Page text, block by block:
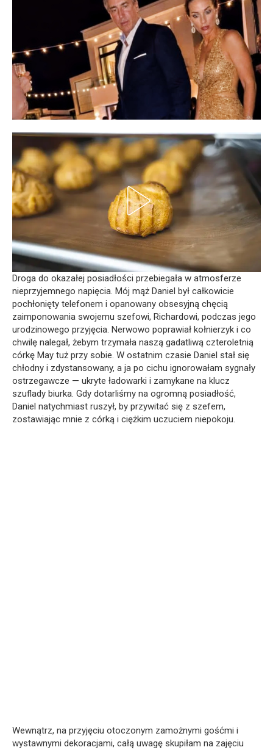
Droga do okazałej posiadłości przebiegała w atmosferze
nieprzyjemnego napięcia. Mój mąż Daniel był całkowicie
pochłonięty telefonem i opanowany obsesyjną chęcią
zaimponowania swojemu szefowi, Richardowi, podczas jego
urodzinowego przyjęcia. Nerwowo poprawiał kołnierzyk i co
chwilę nalegał, żebym trzymała naszą gadatliwą czteroletnią
córkę May tuż przy sobie. W ostatnim czasie Daniel stał się
chłodny i zdystansowany, a ja po cichu ignorowałam sygnały
ostrzegawcze — ukryte ładowarki i zamykane na klucz
szuflady biurka. Gdy dotarliśmy na ogromną posiadłość,
Daniel natychmiast ruszył, by przywitać się z szefem,
zostawiając mnie z córką i ciężkim uczuciem niepokoju.
Wewnątrz, na przyjęciu otoczonym zamożnymi gośćmi i
wystawnymi dekoracjami, całą uwagę skupiłam na zajęciu